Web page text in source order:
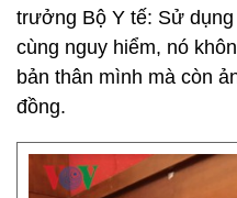
trưởng Bộ Y tế: Sử
cùng nguy hiểm, nó
bản thân mình mà còn
đồng.